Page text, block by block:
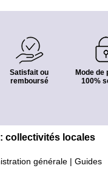
Satisfait ou
remboursé
Mode de
100%
collectivités locales
générale
Guides